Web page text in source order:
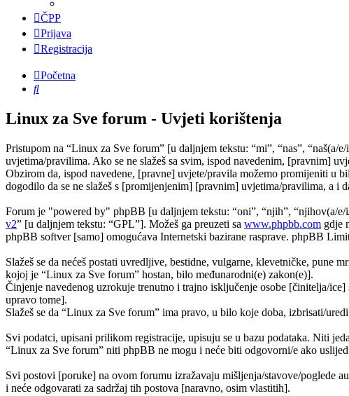
ČPP
Prijava
Registracija
Početna
Pretražnik
Linux za Sve forum - Uvjeti korištenja
Pristupom na “Linux za Sve forum” [u daljnjem tekstu: “mi”, “nas”,
uvjetima/pravilima. Ako se ne slažeš sa svim, ispod navedenim, [pravnim]
Obzirom da, ispod navedene, [pravne] uvjete/pravila možemo promijeniti u
dogodilo da se ne slažeš s [promijenjenim] [pravnim] uvjetima/pravilima, a i
Forum je "powered by" phpBB [u daljnjem tekstu: “oni”, “njih”, “njihov(a/
v2” [u daljnjem tekstu: “GPL”]. Možeš ga preuzeti sa www.phpbb.com gdje
phpBB softver [samo] omogućava Internetski bazirane rasprave. phpBB
Slažeš se da nećeš postati uvredljive, bestidne, vulgarne, klevetničke, pune
kojoj je “Linux za Sve forum” hostan, bilo međunarodni(e) zakon(e)].
Činjenje navedenog uzrokuje trenutno i trajno isključenje osobe [činitelja/
upravo tome].
Slažeš se da “Linux za Sve forum” ima pravo, u bilo koje doba, izbrisati/
Svi podatci, upisani prilikom registracije, upisuju se u bazu podataka. Niti
“Linux za Sve forum” niti phpBB ne mogu i neće biti odgovorni/e ako
Svi postovi [poruke] na ovom forumu izražavaju mišljenja/stavove/poglede
i neće odgovarati za sadržaj tih postova [naravno, osim vlastitih].